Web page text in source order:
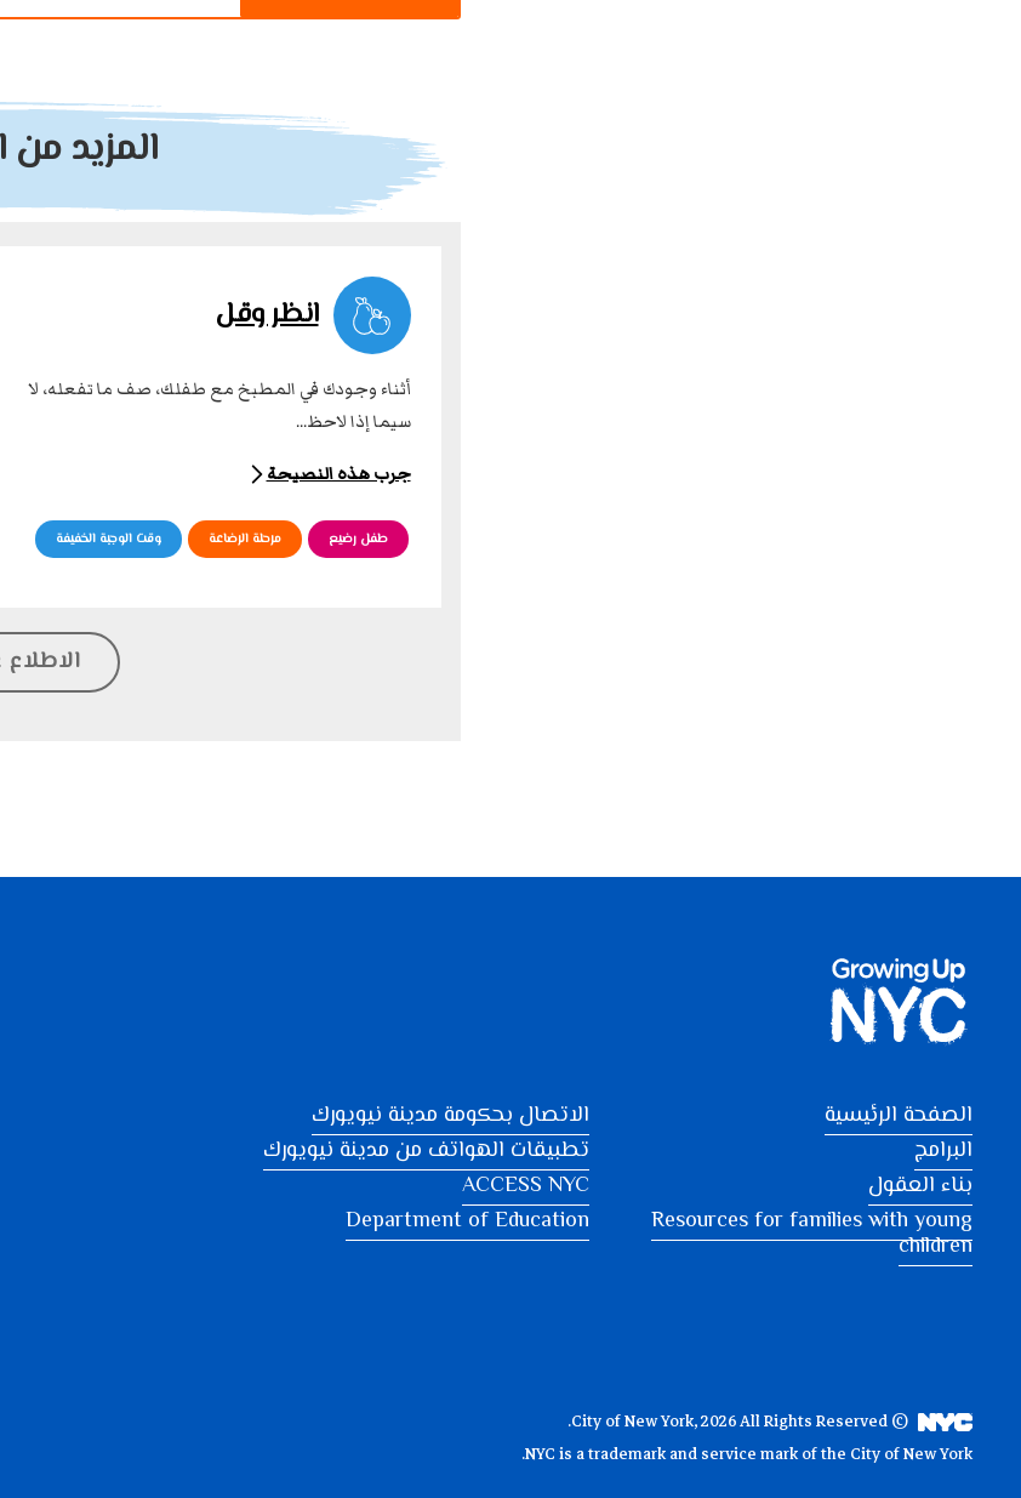
المزيد من
انظر وقل
أثناء وجودك في المطبخ مع طفلك، صف ما تفعله، لا
سيما إذا لاحظ...
جرب هذه النصيحة
طفل رضيع مرحلة الرضاعة وقت الوجبة الخفيفة
الصفحة الرئيسية
البرامج
بناء العقول
Resources for families with young
children
الاتصال بحكومة مدينة نيويورك
تطبيقات الهواتف من مدينة نيويورك
ACCESS NYC
Department of Education
© City of New York, 2026 All Rights Reserved.
NYC is a trademark and service mark of the City of New York.